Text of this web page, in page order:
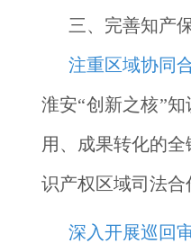
三、完善知产
注重区域协同
淮安“创新之核”
用、成果转化的
识产权区域司法合
深入开展巡回